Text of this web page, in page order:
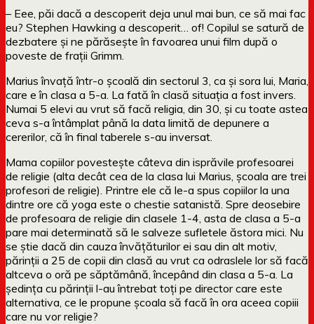
– Eee, păi dacă a descoperit deja unul mai bun, ce să mai fac
eu? Stephen Hawking a descoperit… of! Copilul se satură de
dezbatere și ne părăsește în favoarea unui film după o
poveste de frații Grimm.
Marius învață într-o școală din sectorul 3, ca și sora lui, Maria,
care e în clasa a 5-a. La fată în clasă situația a fost invers.
Numai 5 elevi au vrut să facă religia, din 30, și cu toate astea
ceva s-a întâmplat până la data limită de depunere a
cererilor, că în final taberele s-au inversat.
Mama copiilor povestește câteva din isprăvile profesoarei
de religie (alta decât cea de la clasa lui Marius, școala are trei
profesori de religie). Printre ele că le-a spus copiilor la una
dintre ore că yoga este o chestie satanistă. Spre deosebire
de profesoara de religie din clasele 1-4, asta de clasa a 5-a
pare mai determinată să le salveze sufletele ăstora mici. Nu
se știe dacă din cauza învățăturilor ei sau din alt motiv,
părinții a 25 de copii din clasă au vrut ca odraslele lor să facă
altceva o oră pe săptămână, începând din clasa a 5-a. La
ședința cu părinții l-au întrebat toți pe director care este
alternativa, ce le propune școala să facă în ora aceea copiii
care nu vor religie?